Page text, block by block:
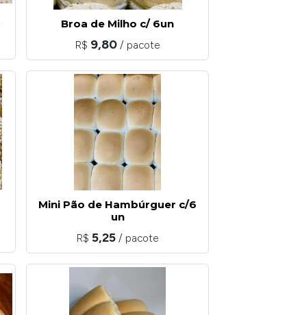
Broa de Milho c/ 6un
R$ 9,80 / pacote
Mini Pão de Hambúrguer c/6
un
R$ 5,25 / pacote